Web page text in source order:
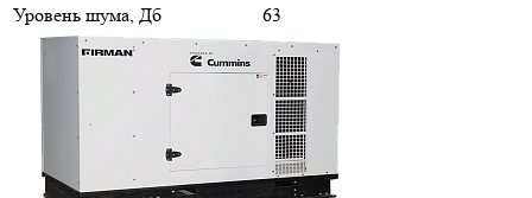
Уровень шума, Дб
63